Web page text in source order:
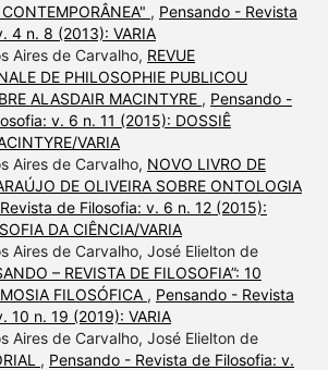
, Pensando - Revista
4 n. 8 (2013): VARIA
Aires de Carvalho, REVUE
DE PHILOSOPHIE PUBLICOU
ALASDAIR MACINTYRE , Pensando -
v. 6 n. 11 (2015): DOSSIÊ
VARIA
Aires de Carvalho, NOVO LIVRO DE
DE OLIVEIRA SOBRE ONTOLOGIA
de Filosofia: v. 6 n. 12 (2015):
DA CIÊNCIA/VARIA
Aires de Carvalho, José Elielton de
– REVISTA DE FILOSOFIA”: 10
FILOSÓFICA , Pensando - Revista
10 n. 19 (2019): VARIA
Aires de Carvalho, José Elielton de
, Pensando - Revista de Filosofia: v.